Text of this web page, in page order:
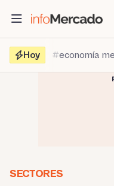
contenido
Hoy
economía
SECTORES